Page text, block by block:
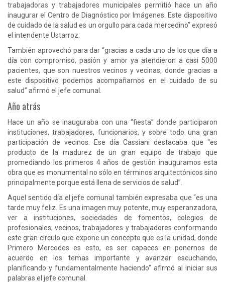
trabajadoras y trabajadores municipales permitió hace un año
inaugurar el Centro de Diagnóstico por Imágenes. Este dispositivo
de cuidado de la salud es un orgullo para cada mercedino” expresó
el intendente Ustarroz.
También aprovechó para dar “gracias a cada uno de los que día a
día con compromiso, pasión y amor ya atendieron a casi 5000
pacientes, que son nuestros vecinos y vecinas, donde gracias a
este dispositivo podemos acompañarnos en el cuidado de su
salud” afirmó el jefe comunal.
Año atrás
Hace un año se inauguraba con una “fiesta” donde participaron
instituciones, trabajadores, funcionarios, y sobre todo una gran
participación de vecinos. Ese día Cassiani destacaba que “es
producto de la madurez de un gran equipo de trabajo que
promediando los primeros 4 años de gestión inauguramos esta
obra que es monumental no sólo en términos arquitectónicos sino
principalmente porque está llena de servicios de salud”.
Aquel sentido día el jefe comunal también expresaba que “es una
tarde muy feliz. Es una imagen muy potente, muy esperanzadora,
ver a instituciones, sociedades de fomentos, colegios de
profesionales, vecinos, trabajadores y trabajadores conformando
este gran círculo que expone un concepto que es la unidad, donde
Primero Mercedes es esto, es ser capaces en ponernos de
acuerdo en los temas importante y avanzar escuchando,
planificando y fundamentalmente haciendo” afirmó al iniciar sus
palabras el jefe comunal.